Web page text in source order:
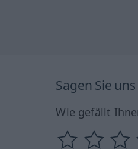
Sagen Sie
Wie gefällt